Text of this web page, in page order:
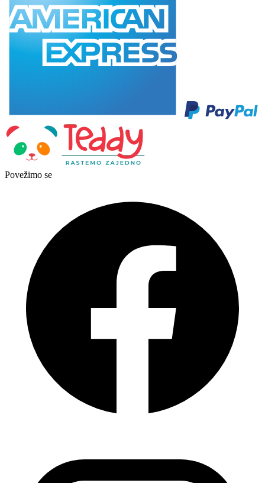
Povežimo se